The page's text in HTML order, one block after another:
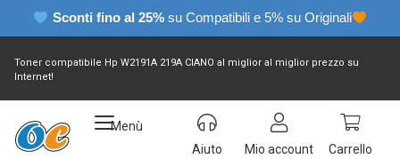
Sconti fino al 25% su Compatibili e 5% su Originali
Toner compatibile Hp W2191A 219A CIANO al miglior al miglior prezzo su
Internet!
Menù
Aiuto
Mio account Carrello